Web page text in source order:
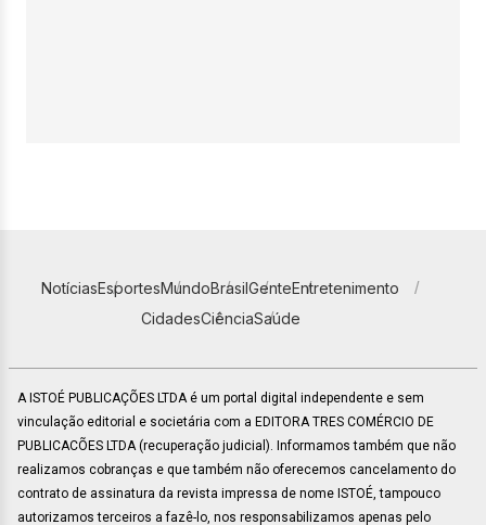
NotíciasEsportesMundoBrasilGenteEntretenimento
CidadesCiênciaSaúde
A ISTOÉ PUBLICAÇÕES LTDA é um portal digital independente e sem
vinculação editorial e societária com a EDITORA TRES COMÉRCIO DE
PUBLICACÕES LTDA (recuperação judicial). Informamos também que não
realizamos cobranças e que também não oferecemos cancelamento do
contrato de assinatura da revista impressa de nome ISTOÉ, tampouco
autorizamos terceiros a fazê-lo, nos responsabilizamos apenas pelo